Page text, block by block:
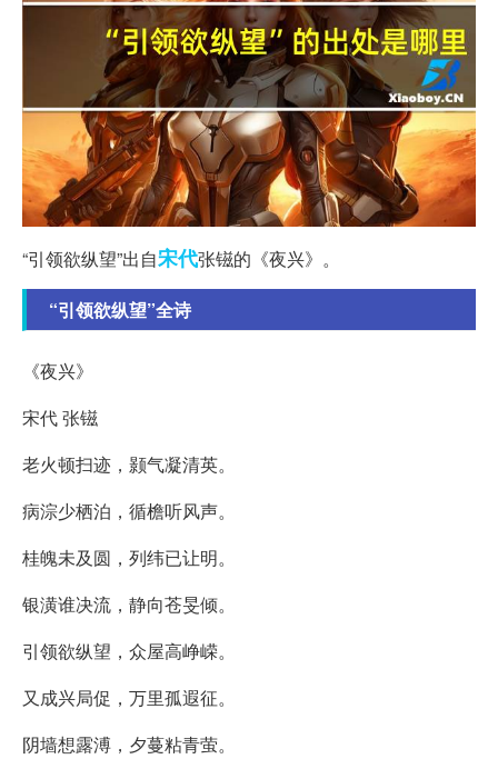
“引领欲纵望”出自宋代张镃的《夜兴》。
“引领欲纵望”全诗
《夜兴》
宋代 张镃
老火顿扫迹，颢气凝清英。
病淙少栖泊，循檐听风声。
桂魄未及圆，列纬已让明。
银潢谁决流，静向苍旻倾。
引领欲纵望，众屋高峥嵘。
又成兴局促，万里孤遐征。
阴墙想露溥，夕蔓粘青萤。